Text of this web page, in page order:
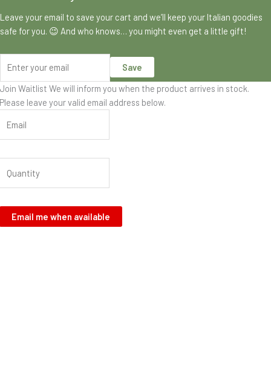
Leave your email to save your cart and we’ll keep your Italian goodies
safe for you. 😉 And who knows… you might even get a little gift!
Save
Join Waitlist We will inform you when the product arrives in stock.
Please leave your valid email address below.
Email me when available